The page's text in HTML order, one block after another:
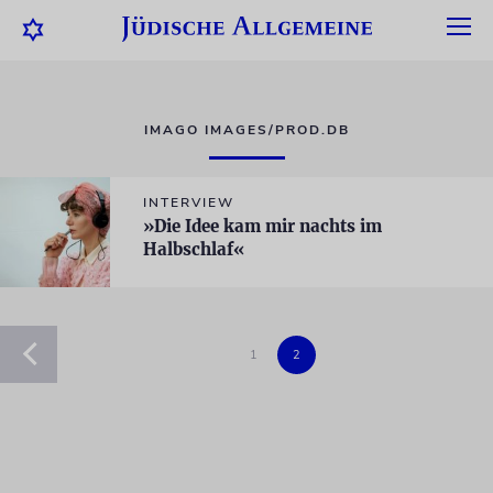
IMAGO IMAGES/PROD.DB
INTERVIEW
»Die Idee kam mir nachts im
Halbschlaf«
1 2